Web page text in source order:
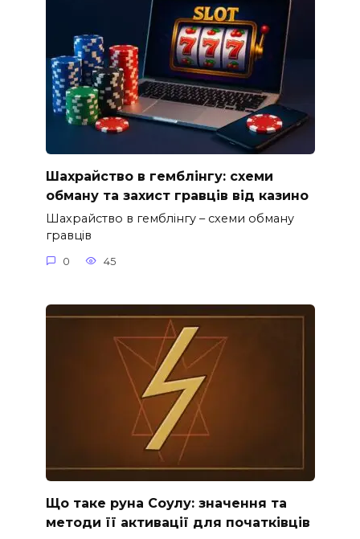
Шахрайство в гемблінгу: схеми
обману та захист гравців від казино
Шахрайство в гемблінгу – схеми обману
гравців
0 45
Що таке руна Соулу: значення та
методи її активації для початківців